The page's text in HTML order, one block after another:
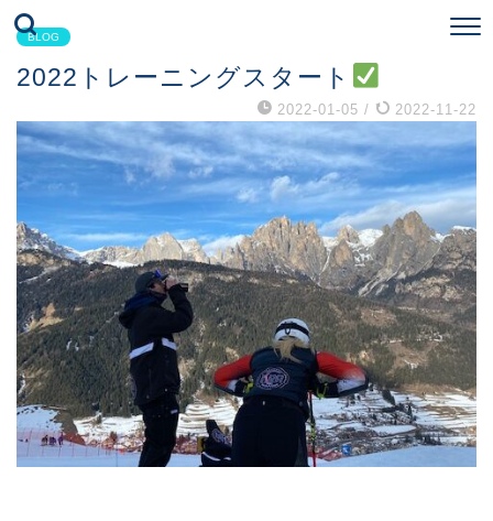
BLOG
2022トレーニングスタート
2022-01-05 / 2022-11-22